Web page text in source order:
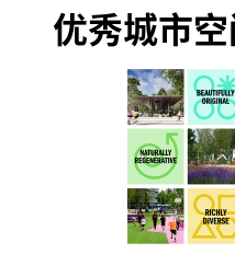
优秀城市